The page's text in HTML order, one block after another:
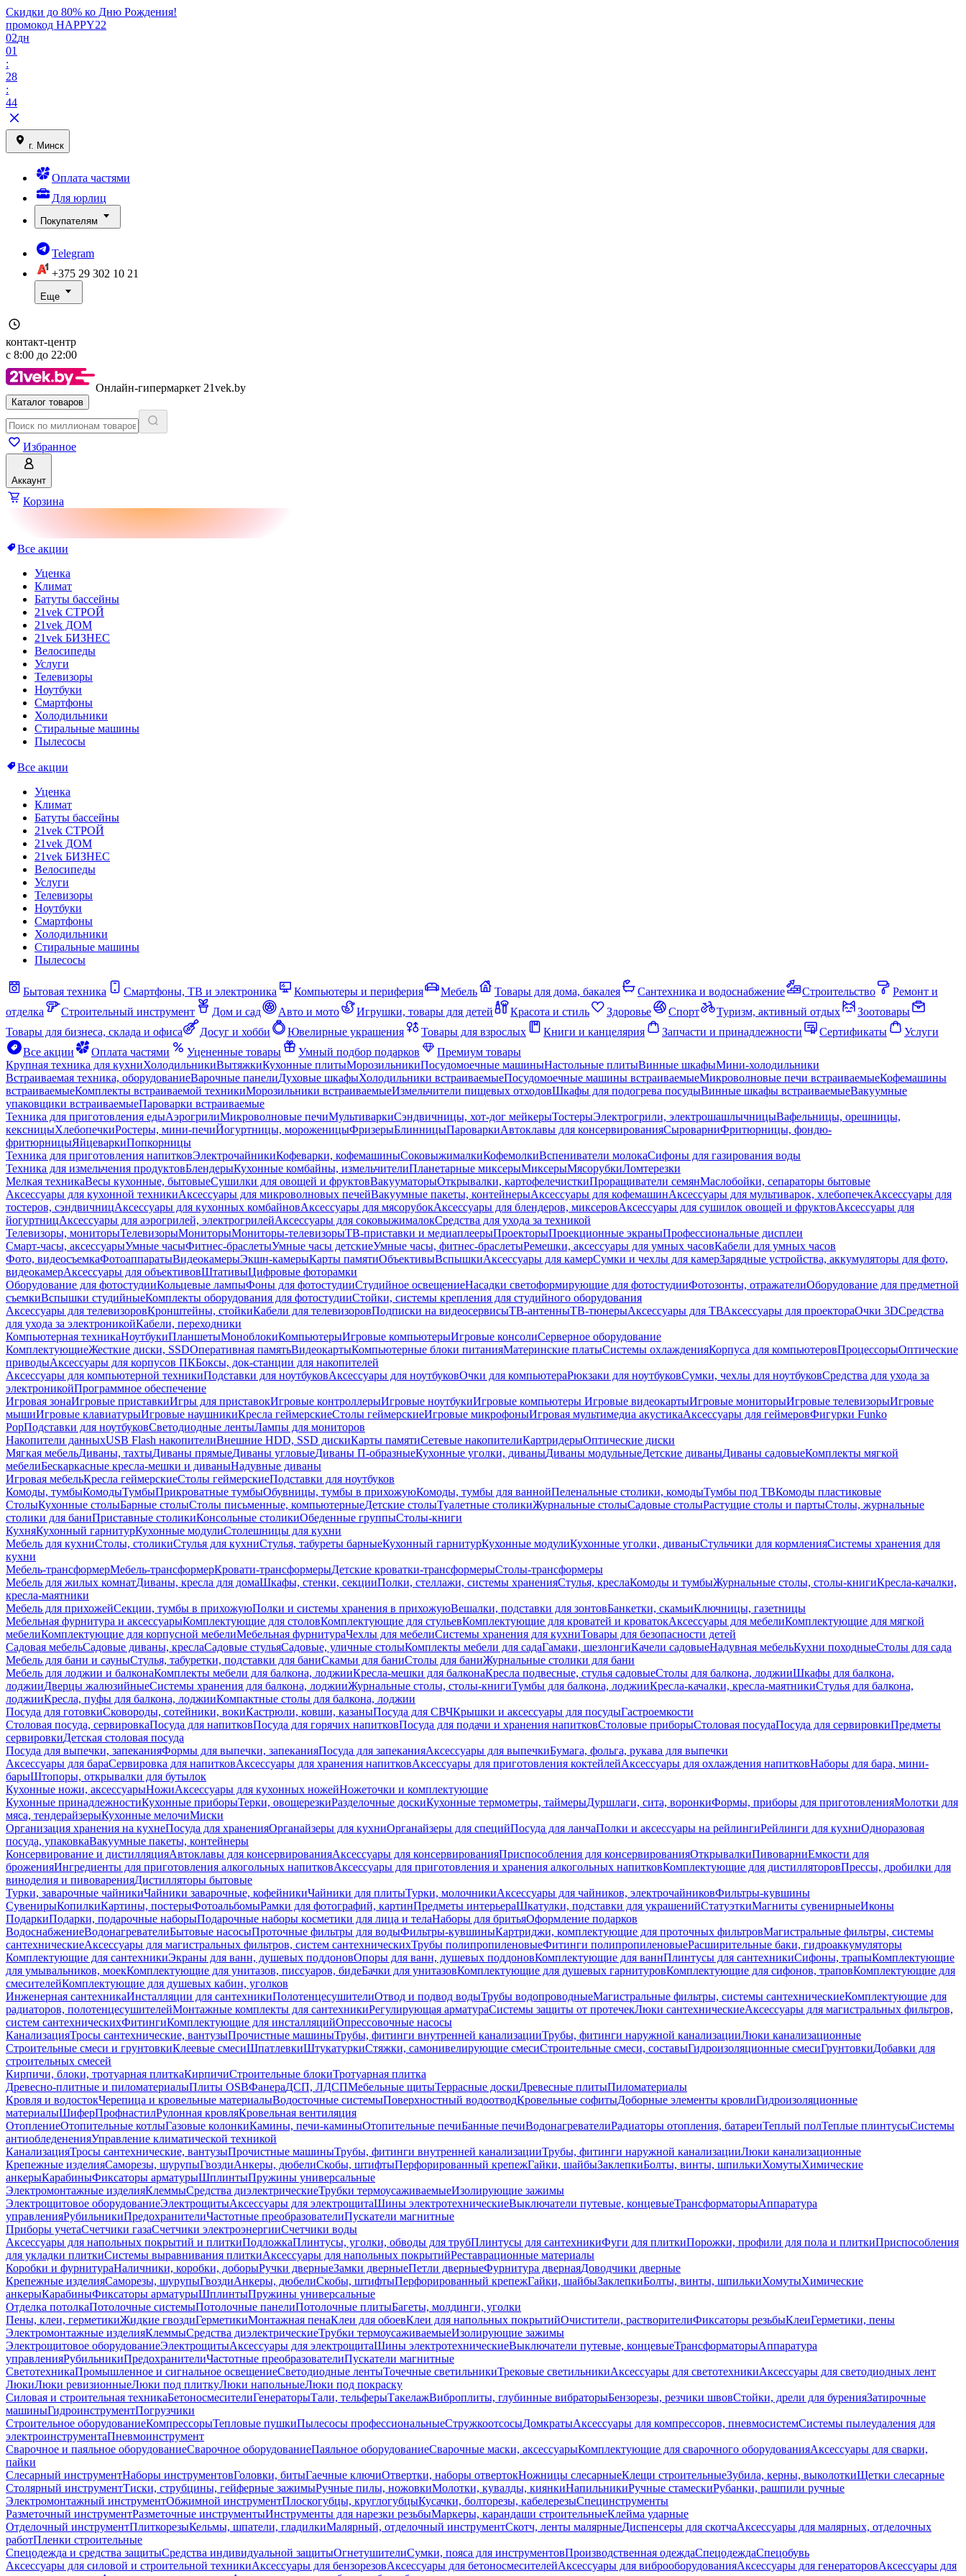
Скидки до 80% ко Дню Рождения!
промокод HAPPY22
02дн
01
:
28
:
44
г. Минск
Оплата частями
Для юрлиц
Покупателям
Telegram
+375 29 302 10 21
Еще
контакт-центр
с 8:00 до 22:00
Онлайн-гипермаркет 21vek.by
Каталог товаров
Избранное
Аккаунт
Корзина
Все акции
Уценка
Климат
Батуты бассейны
21vek СТРОЙ
21vek ДОМ
21vek БИЗНЕС
Велосипеды
Услуги
Телевизоры
Ноутбуки
Смартфоны
Холодильники
Стиральные машины
Пылесосы
Все акции
Уценка
Климат
Батуты бассейны
21vek СТРОЙ
21vek ДОМ
21vek БИЗНЕС
Велосипеды
Услуги
Телевизоры
Ноутбуки
Смартфоны
Холодильники
Стиральные машины
Пылесосы
Бытовая техника Смартфоны, ТВ и электроника Компьютеры и периферия Мебель Товары для дома, бакалея Сантехника и водоснабжение Строительство
Ремонт и
отделка
Строительный инструмент Дом и сад Авто и мото Игрушки, товары для детей Красота и стиль Здоровье Спорт Туризм, активный отдых
Зоотовары
Товары для бизнеса, склада и офиса
Досуг и хобби Ювелирные украшения Товары для взрослых Книги и канцелярия Запчасти и принадлежности Сертификаты
Услуги
Все акции
Оплата частями Уцененные товары Умный подбор подарков
Премиум товары
Крупная техника для кухниХолодильникиВытяжкиКухонные плитыМорозильникиПосудомоечные машиныНастольные плитыВинные шкафыМини-холодильники
Встраиваемая техника, оборудованиеВарочные панелиДуховые шкафыХолодильники встраиваемыеПосудомоечные машины встраиваемыеМикроволновые печи встраиваемыеКофемашины
встраиваемыеКомплекты встраиваемой техникиМорозильники встраиваемыеИзмельчители пищевых отходовШкафы для подогрева посудыВинные шкафы встраиваемыеВакуумные
упаковщики встраиваемыеПароварки встраиваемые
Техника для приготовления едыАэрогрилиМикроволновые печиМультиваркиСэндвичницы, хот-дог мейкерыТостерыЭлектрогрили, электрошашлычницыВафельницы, орешницы,
кексницыХлебопечкиРостеры, мини-печиЙогуртницы, мороженицыФризерыБлинницыПароваркиАвтоклавы для консервированияСыроварниФритюрницы, фондю-
фритюрницыЯйцеваркиПопкорницы
Техника для приготовления напитковЭлектрочайникиКофеварки, кофемашиныСоковыжималкиКофемолкиВспениватели молокаСифоны для газирования воды
Техника для измельчения продуктовБлендерыКухонные комбайны, измельчителиПланетарные миксерыМиксерыМясорубкиЛомтерезки
Мелкая техникаВесы кухонные, бытовыеСушилки для овощей и фруктовВакууматорыОткрывалки, картофелечисткиПроращиватели семянМаслобойки, сепараторы бытовые
Аксессуары для кухонной техникиАксессуары для микроволновых печейВакуумные пакеты, контейнерыАксессуары для кофемашинАксессуары для мультиварок, хлебопечекАксессуары для
тостеров, сэндвичницАксессуары для кухонных комбайновАксессуары для мясорубокАксессуары для блендеров, миксеровАксессуары для сушилок овощей и фруктовАксессуары для
йогуртницАксессуары для аэрогрилей, электрогрилейАксессуары для соковыжималокСредства для ухода за техникой
Телевизоры, мониторыТелевизорыМониторыМониторы-телевизорыТВ-приставки и медиаплеерыПроекторыПроекционные экраныПрофессиональные дисплеи
Смарт-часы, аксессуарыУмные часыФитнес-браслетыУмные часы детскиеУмные часы, фитнес-браслетыРемешки, аксессуары для умных часовКабели для умных часов
Фото, видеосъемкаФотоаппаратыВидеокамерыЭкшн-камерыКарты памятиОбъективыВспышкиАксессуары для камерСумки и чехлы для камерЗарядные устройства, аккумуляторы для фото,
видеокамерАксессуары для объективовШтативыЦифровые фоторамки
Оборудование для фотостудииКольцевые лампыФоны для фотостудииСтудийное освещениеНасадки светоформирующие для фотостудииФотозонты, отражателиОборудование для предметной
съемкиВспышки студийныеКомплекты оборудования для фотостудииСтойки, системы крепления для студийного оборудования
Аксессуары для телевизоровКронштейны, стойкиКабели для телевизоровПодписки на видеосервисыТВ-антенныТВ-тюнерыАксессуары для ТВАксессуары для проектораОчки 3DСредства
для ухода за электроникойКабели, переходники
Компьютерная техникаНоутбукиПланшетыМоноблокиКомпьютерыИгровые компьютерыИгровые консолиСерверное оборудование
КомплектующиеЖесткие диски, SSDОперативная памятьВидеокартыКомпьютерные блоки питанияМатеринские платыСистемы охлажденияКорпуса для компьютеровПроцессорыОптические
приводыАксессуары для корпусов ПКБоксы, док-станции для накопителей
Аксессуары для компьютерной техникиПодставки для ноутбуковАксессуары для ноутбуковОчки для компьютераРюкзаки для ноутбуковСумки, чехлы для ноутбуковСредства для ухода за
электроникойПрограммное обеспечение
Игровая зонаИгровые приставкиИгры для приставокИгровые контроллерыИгровые ноутбукиИгровые компьютеры Игровые видеокартыИгровые мониторыИгровые телевизорыИгровые
мышиИгровые клавиатурыИгровые наушникиКресла геймерскиеСтолы геймерскиеИгровые микрофоныИгровая мультимедиа акустикаАксессуары для геймеровФигурки Funko
PopПодставки для ноутбуковСветодиодные лентыЛампы для мониторов
Накопители данныхUSB Flash накопителиВнешние HDD, SSD дискиКарты памятиСетевые накопителиКартридерыОптические диски
Мягкая мебельДиваны, тахтыДиваны прямыеДиваны угловыеДиваны П-образныеКухонные уголки, диваныДиваны модульныеДетские диваныДиваны садовыеКомплекты мягкой
мебелиБескаркасные кресла-мешки и диваныНадувные диваны
Игровая мебельКресла геймерскиеСтолы геймерскиеПодставки для ноутбуков
Комоды, тумбыКомодыТумбыПрикроватные тумбыОбувницы, тумбы в прихожуюКомоды, тумбы для ваннойПеленальные столики, комодыТумбы под ТВКомоды пластиковые
СтолыКухонные столыБарные столыСтолы письменные, компьютерныеДетские столыТуалетные столикиЖурнальные столыСадовые столыРастущие столы и партыСтолы, журнальные
столики для баниПриставные столикиКонсольные столикиОбеденные группыСтолы-книги
КухняКухонный гарнитурКухонные модулиСтолешницы для кухни
Мебель для кухниСтолы, столикиСтулья для кухниСтулья, табуреты барныеКухонный гарнитурКухонные модулиКухонные уголки, диваныСтульчики для кормленияСистемы хранения для
кухни
Мебель-трансформерМебель-трансформерКровати-трансформерыДетские кроватки-трансформерыСтолы-трансформеры
Мебель для жилых комнатДиваны, кресла для домаШкафы, стенки, секцииПолки, стеллажи, системы храненияСтулья, креслаКомоды и тумбыЖурнальные столы, столы-книгиКресла-качалки,
кресла-маятники
Мебель для прихожейСекции, тумбы в прихожуюПолки и системы хранения в прихожуюВешалки, подставки для зонтовБанкетки, скамьиКлючницы, газетницы
Мебельная фурнитура и аксессуарыКомплектующие для столовКомплектующие для стульевКомплектующие для кроватей и кроватокАксессуары для мебелиКомплектующие для мягкой
мебелиКомплектующие для корпусной мебелиМебельная фурнитураЧехлы для мебелиСистемы хранения для кухниТовары для безопасности детей
Садовая мебельСадовые диваны, креслаСадовые стульяСадовые, уличные столыКомплекты мебели для садаГамаки, шезлонгиКачели садовыеНадувная мебельКухни походныеСтолы для сада
Мебель для бани и сауныСтулья, табуретки, подставки для баниСкамьи для баниСтолы для баниЖурнальные столики для бани
Мебель для лоджии и балконаКомплекты мебели для балкона, лоджииКресла-мешки для балконаКресла подвесные, стулья садовыеСтолы для балкона, лоджииШкафы для балкона,
лоджииДверцы жалюзийныеСистемы хранения для балкона, лоджииЖурнальные столы, столы-книгиТумбы для балкона, лоджииКресла-качалки, кресла-маятникиСтулья для балкона,
лоджииКресла, пуфы для балкона, лоджииКомпактные столы для балкона, лоджии
Посуда для готовкиСковороды, сотейники, вокиКастрюли, ковши, казаныПосуда для СВЧКрышки и аксессуары для посудыГастроемкости
Столовая посуда, сервировкаПосуда для напитковПосуда для горячих напитковПосуда для подачи и хранения напитковСтоловые приборыСтоловая посудаПосуда для сервировкиПредметы
сервировкиДетская столовая посуда
Посуда для выпечки, запеканияФормы для выпечки, запеканияПосуда для запеканияАксессуары для выпечкиБумага, фольга, рукава для выпечки
Аксессуары для бараСервировка для напитковАксессуары для хранения напитковАксессуары для приготовления коктейлейАксессуары для охлаждения напитковНаборы для бара, мини-
барыШтопоры, открывалки для бутылок
Кухонные ножи, аксессуарыНожиАксессуары для кухонных ножейНожеточки и комплектующие
Кухонные принадлежностиКухонные приборыТерки, овощерезкиРазделочные доскиКухонные термометры, таймерыДуршлаги, сита, воронкиФормы, приборы для приготовленияМолотки для
мяса, тендерайзерыКухонные мелочиМиски
Организация хранения на кухнеПосуда для храненияОрганайзеры для кухниОрганайзеры для специйПосуда для ланчаПолки и аксессуары на рейлингиРейлинги для кухниОдноразовая
посуда, упаковкаВакуумные пакеты, контейнеры
Консервирование и дистилляцияАвтоклавы для консервированияАксессуары для консервированияПриспособления для консервированияОткрывалкиПивоварниЕмкости для
броженияИнгредиенты для приготовления алкогольных напитковАксессуары для приготовления и хранения алкогольных напитковКомплектующие для дистилляторовПрессы, дробилки для
виноделия и пивоваренияДистилляторы бытовые
Турки, заварочные чайникиЧайники заварочные, кофейникиЧайники для плитыТурки, молочникиАксессуары для чайников, электрочайниковФильтры-кувшины
СувенирыКопилкиКартины, постерыФотоальбомыРамки для фотографий, картинПредметы интерьераШкатулки, подставки для украшенийСтатуэткиМагниты сувенирныеИконы
ПодаркиПодарки, подарочные наборыПодарочные наборы косметики для лица и телаНаборы для бритьяОформление подарков
ВодоснабжениеВодонагревателиБытовые насосыПроточные фильтры для водыФильтры-кувшиныКартриджи, комплектующие для проточных фильтровМагистральные фильтры, системы
сантехническиеАксессуары для магистральных фильтров, систем сантехническихТрубы полипропиленовыеФитинги полипропиленовыеРасширительные баки, гидроаккумуляторы
Комплектующие для сантехникиЭкраны для ванн, душевых поддоновОпоры для ванн, душевых поддоновКомплектующие для ваннПлинтусы для сантехникиСифоны, трапыКомплектующие
для умывальников, моекКомплектующие для унитазов, писсуаров, бидеБачки для унитазовКомплектующие для душевых гарнитуровКомплектующие для сифонов, траповКомплектующие для
смесителейКомплектующие для душевых кабин, уголков
Инженерная сантехникаИнсталляции для сантехникиПолотенцесушителиОтвод и подвод водыТрубы водопроводныеМагистральные фильтры, системы сантехническиеКомплектующие для
радиаторов, полотенцесушителейМонтажные комплекты для сантехникиРегулирующая арматураСистемы защиты от протечекЛюки сантехническиеАксессуары для магистральных фильтров,
систем сантехническихФитингиКомплектующие для инсталляцийОпрессовочные насосы
КанализацияТросы сантехнические, вантузыПрочистные машиныТрубы, фитинги внутренней канализацииТрубы, фитинги наружной канализацииЛюки канализационные
Строительные смеси и грунтовкиКлеевые смесиШпатлевкиШтукатуркиСтяжки, самонивелирующие смесиСтроительные смеси, составыГидроизоляционные смесиГрунтовкиДобавки для
строительных смесей
Кирпичи, блоки, тротуарная плиткаКирпичиСтроительные блокиТротуарная плитка
Древесно-плитные и пиломатериалыПлиты OSBФанераДСП, ЛДСПМебельные щитыТеррасные доскиДревесные плитыПиломатериалы
Кровля и водостокЧерепица и кровельные материалыВодосточные системыПоверхностный водоотводКровельные софитыДоборные элементы кровлиГидроизоляционные
материалыШиферПрофнастилРулонная кровляКровельная вентиляция
ОтоплениеОтопительные котлыГазовые колонкиКамины, печи-каминыОтопительные печиБанные печиВодонагревателиРадиаторы отопления, батареиТеплый полТеплые плинтусыСистемы
антиобледененияУправление климатической техникой
КанализацияТросы сантехнические, вантузыПрочистные машиныТрубы, фитинги внутренней канализацииТрубы, фитинги наружной канализацииЛюки канализационные
Крепежные изделияСаморезы, шурупыГвоздиАнкеры, дюбелиСкобы, штифтыПерфорированный крепежГайки, шайбыЗаклепкиБолты, винты, шпилькиХомутыХимические
анкерыКарабиныФиксаторы арматурыШплинтыПружины универсальные
Электромонтажные изделияКлеммыСредства диэлектрическиеТрубки термоусаживаемыеИзолирующие зажимы
Электрощитовое оборудованиеЭлектрощитыАксессуары для электрощитаШины электротехническиеВыключатели путевые, концевыеТрансформаторыАппаратура
управленияРубильникиПредохранителиЧастотные преобразователиПускатели магнитные
Приборы учетаСчетчики газаСчетчики электроэнергииСчетчики воды
Аксессуары для напольных покрытий и плиткиПодложкаПлинтусы, уголки, обводы для трубПлинтусы для сантехникиФуги для плиткиПорожки, профили для пола и плиткиПриспособления
для укладки плиткиСистемы выравнивания плиткиАксессуары для напольных покрытийРеставрационные материалы
Коробки и фурнитураНаличники, коробки, доборыРучки дверныеЗамки дверныеПетли дверныеФурнитура двернаяДоводчики дверные
Крепежные изделияСаморезы, шурупыГвоздиАнкеры, дюбелиСкобы, штифтыПерфорированный крепежГайки, шайбыЗаклепкиБолты, винты, шпилькиХомутыХимические
анкерыКарабиныФиксаторы арматурыШплинтыПружины универсальные
Отделка потолкаПотолочные системыПотолочные панелиПотолочные плитыБагеты, молдинги, уголки
Пены, клеи, герметикиЖидкие гвоздиГерметикиМонтажная пенаКлеи для обоевКлеи для напольных покрытийОчистители, растворителиФиксаторы резьбыКлеиГерметики, пены
Электромонтажные изделияКлеммыСредства диэлектрическиеТрубки термоусаживаемыеИзолирующие зажимы
Электрощитовое оборудованиеЭлектрощитыАксессуары для электрощитаШины электротехническиеВыключатели путевые, концевыеТрансформаторыАппаратура
управленияРубильникиПредохранителиЧастотные преобразователиПускатели магнитные
СветотехникаПромышленное и сигнальное освещениеСветодиодные лентыТочечные светильникиТрековые светильникиАксессуары для светотехникиАксессуары для светодиодных лент
ЛюкиЛюки ревизионныеЛюки под плиткуЛюки напольныеЛюки под покраску
Силовая и строительная техникаБетоносмесителиГенераторыТали, тельферыТакелажВиброплиты, глубинные вибраторыБензорезы, резчики швовСтойки, дрели для буренияЗатирочные
машиныГидроинструментПогрузчики
Строительное оборудованиеКомпрессорыТепловые пушкиПылесосы профессиональныеСтружкоотсосыДомкратыАксессуары для компрессоров, пневмосистемСистемы пылеудаления для
электроинструментаПневмоинструмент
Сварочное и паяльное оборудованиеСварочное оборудованиеПаяльное оборудованиеСварочные маски, аксессуарыКомплектующие для сварочного оборудованияАксессуары для сварки,
пайки
Слесарный инструментНаборы инструментовГоловки, битыГаечные ключиОтвертки, наборы отвертокНожницы слесарныеКлещи строительныеЗубила, керны, выколоткиЩетки слесарные
Столярный инструментТиски, струбцины, гейферные зажимыРучные пилы, ножовкиМолотки, кувалды, киянкиНапильникиРучные стамескиРубанки, рашпили ручные
Электромонтажный инструментОбжимной инструментПлоскогубцы, круглогубцыКусачки, болторезы, кабелерезыСпецинструменты
Разметочный инструментРазметочные инструментыИнструменты для нарезки резьбыМаркеры, карандаши строительныеКлейма ударные
Отделочный инструментПлиткорезыКельмы, шпатели, гладилкиМалярный, отделочный инструментСкотч, ленты малярныеДиспенсеры для скотчаАксессуары для малярных, отделочных
работПленки строительные
Спецодежда и средства защитыСредства индивидуальной защитыОгнетушителиСумки, пояса для инструментовПроизводственная одеждаСпецодеждаСпецобувь
Аксессуары для силовой и строительной техникиАксессуары для бензорезовАксессуары для бетоносмесителейАксессуары для виброоборудованияАксессуары для генераторовАксессуары для